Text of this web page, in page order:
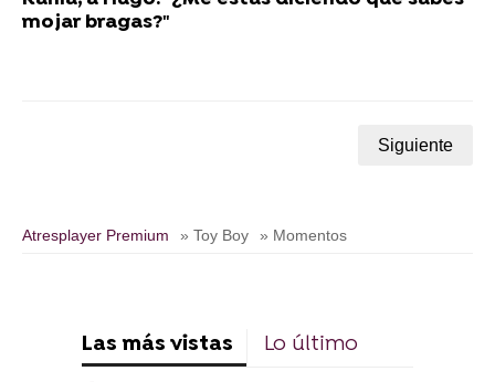
mojar bragas?"
Siguiente
Atresplayer Premium » Toy Boy » Momentos
Las más vistas Lo último